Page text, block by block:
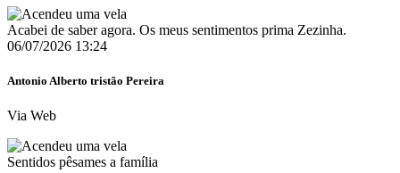
Acabei de saber agora. Os meus sentimentos prima Zezinha.
06/07/2026 13:24
Antonio Alberto tristão Pereira
Via Web
Sentidos pêsames a família